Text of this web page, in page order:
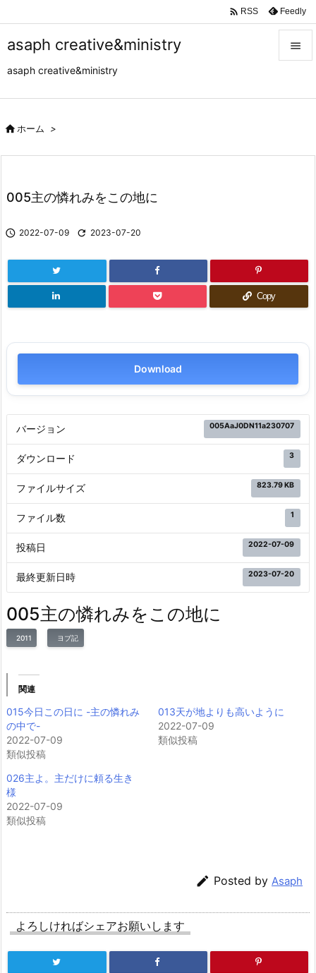
asaph creative&ministry
asaph creative&ministry

 RSS Feedly
ホーム >
005主の憐れみをこの地に
 2022-07-09  2023-07-20
Copy
Download
バージョン 005AaJ0DN11a230707
ダウンロード 3
ファイルサイズ 823.79 KB
ファイル数 1
投稿日 2022-07-09
最終更新日時 2023-07-20
005主の憐れみをこの地に
2011 ヨブ記
関連
015今日この日に -主の憐れみ
の中で-
2022-07-09
類似投稿
013天が地よりも高いように
2022-07-09
類似投稿
026主よ。主だけに頼る生き
様
2022-07-09
類似投稿
 Posted by Asaph
よろしければシェアお願いします